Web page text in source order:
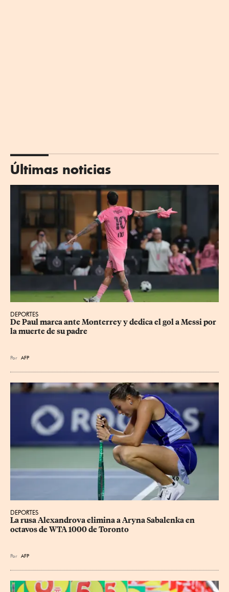
Últimas noticias
DEPORTES
De Paul marca ante Monterrey y dedica el gol a Messi por
la muerte de su padre
Por AFP
DEPORTES
La rusa Alexandrova elimina a Aryna Sabalenka en
octavos de WTA 1000 de Toronto
Por AFP